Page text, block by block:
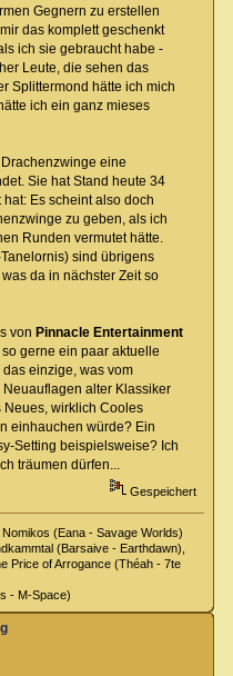
Gegnern zu erstellen
das komplett geschenkt
ich sie gebraucht habe -
Leute, die sehen das
Splittermond hätte ich mich
ich ein ganz mieses
eine
Sie hat Stand heute 34
Es scheint also doch
zu geben, als ich
Runden vermutet hätte.
sind übrigens
da in nächster Zeit so
von Pinnacle Entertainment
gerne ein paar aktuelle
einzige, was vom
alter Klassiker
Neues, wirklich Cooles
einhauchen würde? Ein
Setting beispielsweise? Ich
träumen dürfen...
Gespeichert
(Eana - Savage Worlds)
(Barsaive - Earthdawn),
Price of Arrogance (Théah - 7te
- M-Space)